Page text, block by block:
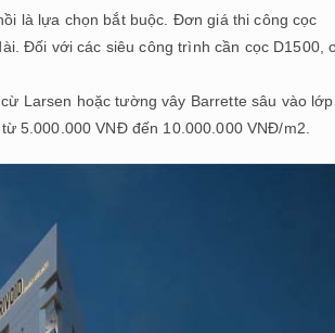
là lựa chọn bắt buộc. Đơn giá thi công cọc
Đối với các siêu công trình cần cọc D1500,
Larsen hoặc tường vây Barrette sâu vào
5.000.000 VNĐ đến 10.000.000 VNĐ/m2.